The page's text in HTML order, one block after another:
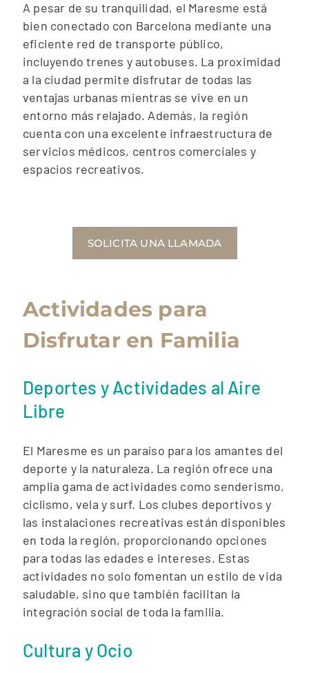
A pesar de su tranquilidad, el Maresme está
bien conectado con Barcelona mediante una
eficiente red de transporte público,
incluyendo trenes y autobuses. La proximidad
a la ciudad permite disfrutar de todas las
ventajas urbanas mientras se vive en un
entorno más relajado. Además, la región
cuenta con una excelente infraestructura de
servicios médicos, centros comerciales y
espacios recreativos.
SOLICITA UNA LLAMADA
Actividades para
Disfrutar en Familia
Deportes y Actividades al Aire
Libre
El Maresme es un paraíso para los amantes del
deporte y la naturaleza. La región ofrece una
amplia gama de actividades como senderismo,
ciclismo, vela y surf. Los clubes deportivos y
las instalaciones recreativas están disponibles
en toda la región, proporcionando opciones
para todas las edades e intereses. Estas
actividades no solo fomentan un estilo de vida
saludable, sino que también facilitan la
integración social de toda la familia.
Cultura y Ocio